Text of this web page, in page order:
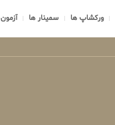
ورکشاپ ها سمینار ها آزمون